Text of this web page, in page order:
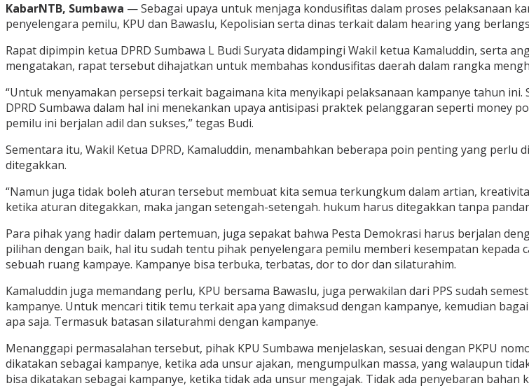
KabarNTB, Sumbawa — Sebagai upaya untuk menjaga kondusifitas dalam proses pelaksanaan
penyelengara pemilu, KPU dan Bawaslu, Kepolisian serta dinas terkait dalam hearing yang
Rapat dipimpin ketua DPRD Sumbawa L Budi Suryata didampingi Wakil ketua Kamaluddin, serta
mengatakan, rapat tersebut dihajatkan untuk membahas kondusifitas daerah dalam rangka
“Untuk menyamakan persepsi terkait bagaimana kita menyikapi pelaksanaan kampanye tahun
DPRD Sumbawa dalam hal ini menekankan upaya antisipasi praktek pelanggaran seperti money
pemilu ini berjalan adil dan sukses,” tegas Budi.
Sementara itu, Wakil Ketua DPRD, Kamaluddin, menambahkan beberapa poin penting yang
ditegakkan.
“Namun juga tidak boleh aturan tersebut membuat kita semua terkungkum dalam artian,
ketika aturan ditegakkan, maka jangan setengah-setengah. hukum harus ditegakkan tanpa
Para pihak yang hadir dalam pertemuan, juga sepakat bahwa Pesta Demokrasi harus berjalan
pilihan dengan baik, hal itu sudah tentu pihak penyelengara pemilu memberi kesempatan kepada
sebuah ruang kampaye. Kampanye bisa terbuka, terbatas, dor to dor dan silaturahim.
Kamaluddin juga memandang perlu, KPU bersama Bawaslu, juga perwakilan dari PPS sudah
kampanye. Untuk mencari titik temu terkait apa yang dimaksud dengan kampanye, kemudian
apa saja. Termasuk batasan silaturahmi dengan kampanye.
Menanggapi permasalahan tersebut, pihak KPU Sumbawa menjelaskan, sesuai dengan PKPU
dikatakan sebagai kampanye, ketika ada unsur ajakan, mengumpulkan massa, yang walaupun
bisa dikatakan sebagai kampanye, ketika tidak ada unsur mengajak. Tidak ada penyebaran bahan